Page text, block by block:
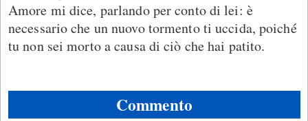
Amore mi dice, parlando per conto di lei: è
necessario che un nuovo tormento ti uccida, poiché
tu non sei morto a causa di ciò che hai patito.
Commento